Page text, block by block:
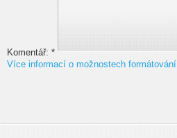
Komentář: *
Více informací o možnostech formátování